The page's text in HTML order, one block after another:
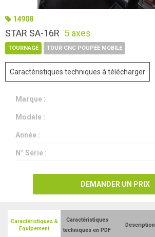
14908
STAR SA-16R 5 axes
TOURNAGE TOUR CNC POUPÉE MOBILE
Caractéristiques techniques à télécharger
Marque :
Modèle :
Année :
N° Série :
DEMANDER UN PRIX
Caractéristiques &
Equipement
Caractéristiques
techniques en PDF
Description